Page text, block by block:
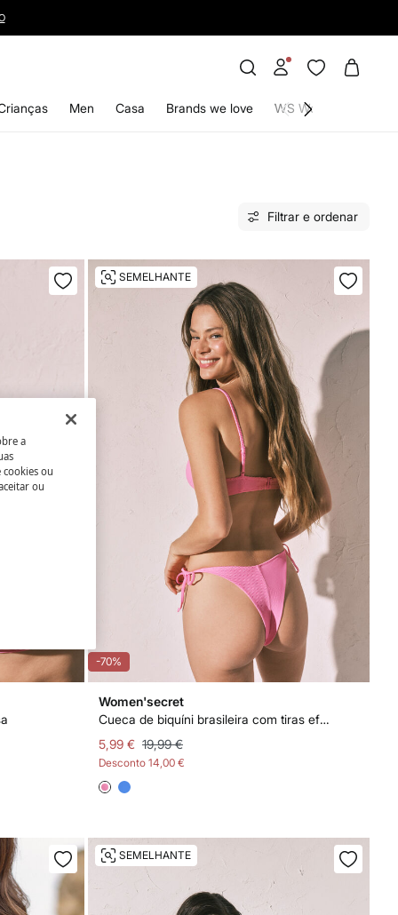
Men Casa Brands we love WS World
Filtrar e ordenar
-70%
SEMELHANTE
Women'secret
Cueca de biquíni brasileira com tiras efeito U rosa
5,99 € 19,99 €
Desconto 14,00 €
SEMELHANTE
a
cookies ou
ou